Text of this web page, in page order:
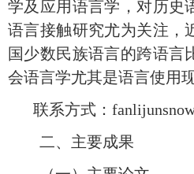
学及应用语言学，对历史
语言接触研究尤为关注，
国少数民族语言的跨语言
会语言学尤其是语言使用
联系方式：
二、主要成果